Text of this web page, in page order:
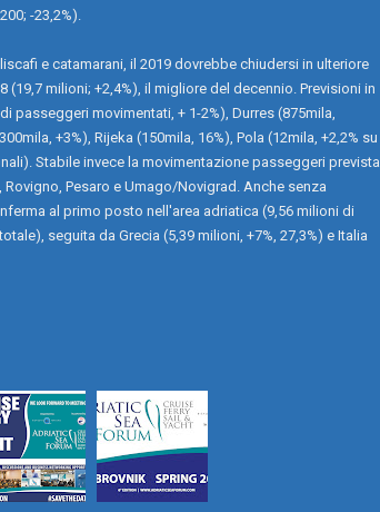
-23,2%).
e catamarani, il 2019 dovrebbe chiudersi in ulteriore
milioni; +2,4%), il migliore del decennio. Previsioni in
passeggeri movimentati, + 1-2%), Durres (875mila,
+3%), Rijeka (150mila, 16%), Pola (12mila, +2,2% su
Stabile invece la movimentazione passeggeri prevista
Pesaro e Umago/Novigrad. Anche senza
al primo posto nell'area adriatica (9,56 milioni di
seguita da Grecia (5,39 milioni, +7%, 27,3%) e Italia